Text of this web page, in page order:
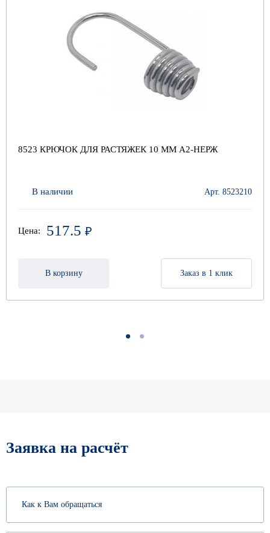
8523 КРЮЧОК ДЛЯ РАСТЯЖЕК 10 ММ А2-НЕРЖ
В наличии Арт. 8523210
Цена: 517.5 ₽
В корзину Заказ в 1 клик
1 2
Заявка на расчёт